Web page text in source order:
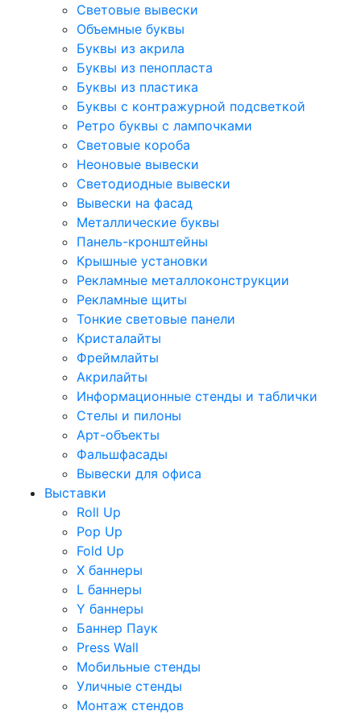
Световые вывески
Объемные буквы
Буквы из акрила
Буквы из пенопласта
Буквы из пластика
Буквы с контражурной подсветкой
Ретро буквы с лампочками
Световые короба
Неоновые вывески
Светодиодные вывески
Вывески на фасад
Металлические буквы
Панель-кронштейны
Крышные установки
Рекламные металлоконструкции
Рекламные щиты
Тонкие световые панели
Кристалайты
Фреймлайты
Акрилайты
Информационные стенды и таблички
Стелы и пилоны
Арт-объекты
Фальшфасады
Вывески для офиса
Выставки
Roll Up
Pop Up
Fold Up
Х баннеры
L баннеры
Y баннеры
Баннер Паук
Press Wall
Мобильные стенды
Уличные стенды
Монтаж стендов